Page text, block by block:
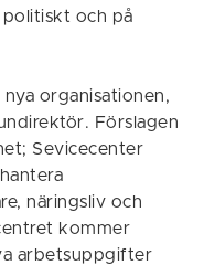
och på
organisationen,
Förslagen
Sevicecenter
näringsliv och
kommer
arbetsuppgifter